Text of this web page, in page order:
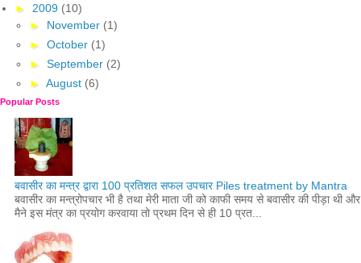
► 2009 (10)
► November (1)
► October (1)
► September (2)
► August (6)
Popular Posts
बवासीर का मन्त्र द्वारा 100 प्रतिशत सफल उपचार Piles treatment by Mantra
बवासीर का मन्त्रोपचार भी है तथा मेरी माता जी को काफी समय से बवासीर की पीड़ा थी और
मैने इस मंत्र का प्रयोग करवाया तो प्रथम दिन से ही 10 प्रत...